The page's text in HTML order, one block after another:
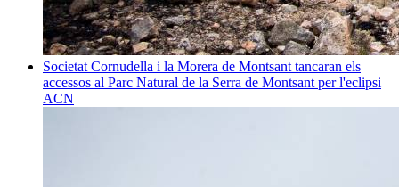
Societat Cornudella i la Morera de Montsant tancaran els
accessos al Parc Natural de la Serra de Montsant per l'eclipsi
ACN